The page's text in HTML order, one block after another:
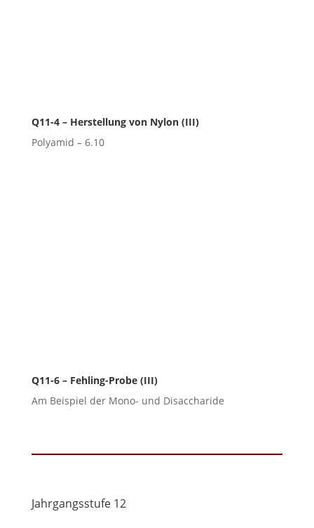
Q11-4 – Herstellung von Nylon (III)
Polyamid – 6.10
Q11-6 – Fehling-Probe (III)
Am Beispiel der Mono- und Disaccharide
Jahrgangsstufe 12